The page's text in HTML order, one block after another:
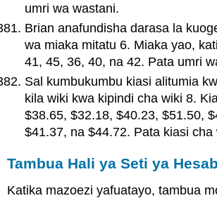
umri wa wastani.
Brian anafundisha darasa la
wa miaka mitatu 6. Miaka yao,
41, 45, 36, 40, na 42. Pata umri
Sal kumbukumbu kiasi alitumia
kila wiki kwa kipindi cha wiki 8.
$38.65, $32.18, $40.23, $51.50,
$41.37, na $44.72. Pata kiasi cha
Tambua Hali ya Seti ya
Katika mazoezi yafuatayo, tambua